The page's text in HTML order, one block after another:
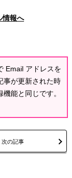
Email アドレスを
事が更新された時
能と同じです。
次の記事